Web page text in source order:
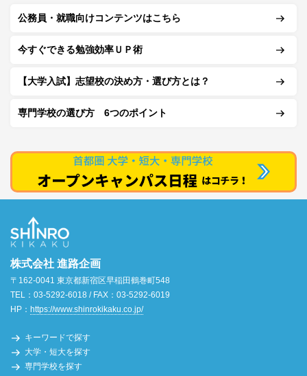
公務員・就職向けコンテンツはこちら
今すぐできる勉強効率ＵＰ術
【大学入試】志望校の決め方・選び方とは？
専門学校の選び方 6つのポイント
株式会社 進路企画
〒162-0041 東京都新宿区早稲田鶴巻町548
TEL：03-5292-6018 / FAX：03-5292-6019
HP： https://www.shinrokikaku.co.jp/
キーワードで探す
大学・短大を探す
専門学校を探す